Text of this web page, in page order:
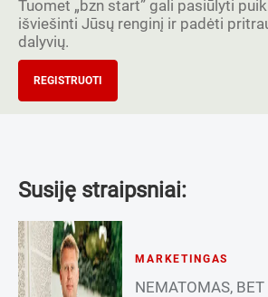
Tuomet „bzn start” gali pasiūlyti
išviešinti Jūsų renginį ir padėti
dalyvių.
REGISTRUOTI
Susiję straipsniai:
MARKETINGAS
NEMATOMAS,